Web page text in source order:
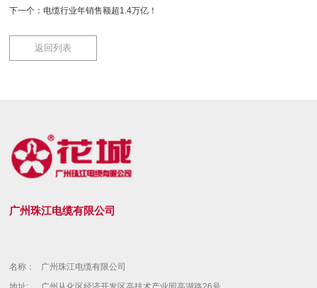
下一个： 电缆行业年销售额超1.4万亿！
返回列表
广州珠江电缆有限公司
名称：
广州珠江电缆有限公司